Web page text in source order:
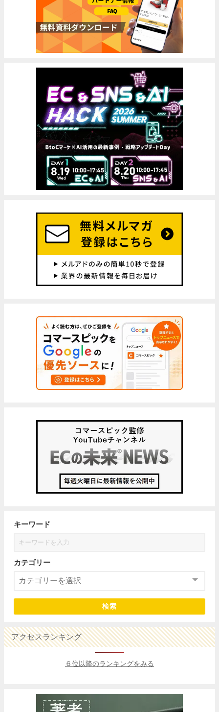
キーワード
カテゴリー
検索
アクセスランキング
６位以降のランキングをみる